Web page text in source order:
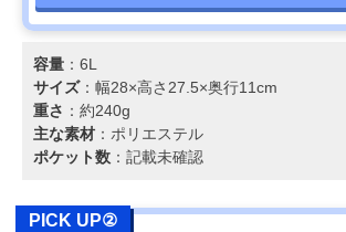
容量 ：6L
サイズ：幅28×高さ27.5×奥行11cm
重さ ：約240g
主な素材 ：ポリエステル
ポケット数 ：記載未確認
PICK UP②